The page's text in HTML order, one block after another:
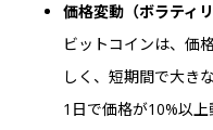
価格変動（ボラティ
ビットコインは、価
しく、短期間で大き
1日で価格が10%以